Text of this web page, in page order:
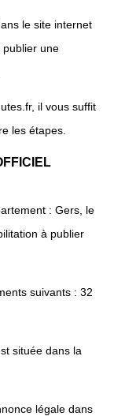
le site internet
publier une
il vous suffit
les étapes.
: Gers, le
à publier
suivants : 32
située dans la
légale dans